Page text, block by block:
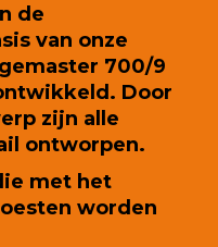
de
van onze
700/9
Door
zijn alle
ontworpen.
met het
worden